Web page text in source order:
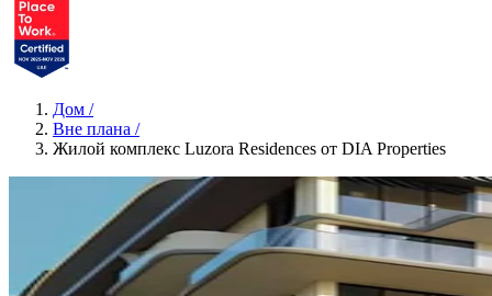
Дом /
Вне плана /
Жилой комплекс Luzora Residences от DIA Properties